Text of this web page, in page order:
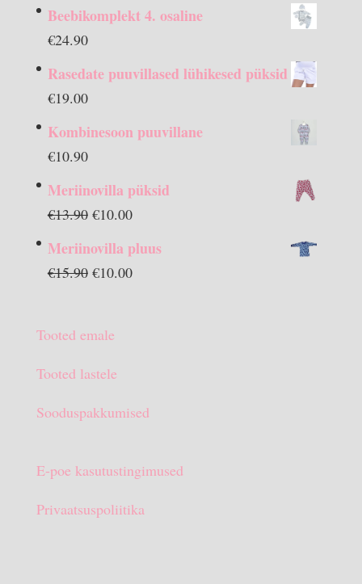
Beebikomplekt 4. osaline
€24.90
Rasedate puuvillased lühikesed püksid
€19.00
Kombinesoon puuvillane
€10.90
Meriinovilla püksid
€13.90 Algne
€10.00Praegune
on:
Meriinovilla pluus
€15.90 Algne
€15.90.
€10.00Praegune
Tooted emale
Tooted lastele
Sooduspakkumised
E-poe kasutustingimused
Privaatsuspoliitika